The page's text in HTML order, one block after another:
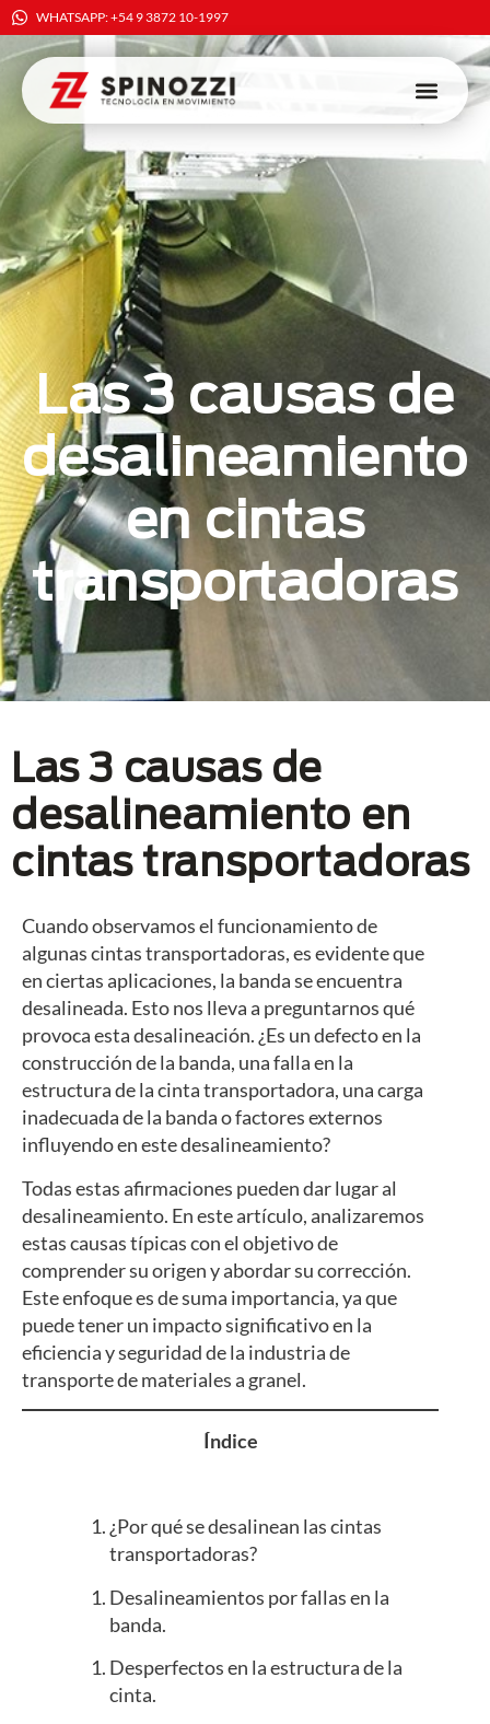
WHATSAPP: +54 9 3872 10-1997
Las 3 causas de
desalineamiento
en cintas
transportadoras
Las 3 causas de
desalineamiento en
cintas transportadoras
Cuando observamos el funcionamiento de
algunas cintas transportadoras, es evidente que
en ciertas aplicaciones, la banda se encuentra
desalineada. Esto nos lleva a preguntarnos qué
provoca esta desalineación. ¿Es un defecto en la
construcción de la banda, una falla en la
estructura de la cinta transportadora, una carga
inadecuada de la banda o factores externos
influyendo en este desalineamiento?
Todas estas afirmaciones pueden dar lugar al
desalineamiento. En este artículo, analizaremos
estas causas típicas con el objetivo de
comprender su origen y abordar su corrección.
Este enfoque es de suma importancia, ya que
puede tener un impacto significativo en la
eficiencia y seguridad de la industria de
transporte de materiales a granel.
Índice
¿Por qué se desalinean las cintas
transportadoras?
Desalineamientos por fallas en la
banda.
Desperfectos en la estructura de la
cinta.